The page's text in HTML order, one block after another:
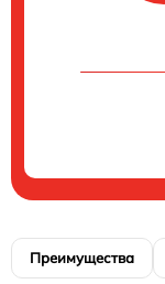
Преимущества